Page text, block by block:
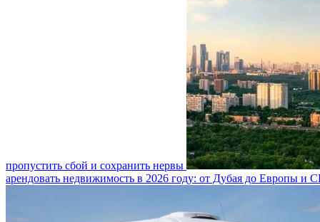
пропустить сбой и сохранить нервы
арендовать недвижимость в 2026 году: от Дубая до Европы и